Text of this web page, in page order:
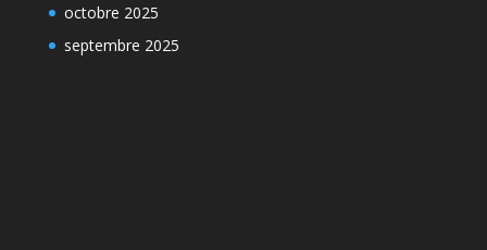
octobre 2025
septembre 2025